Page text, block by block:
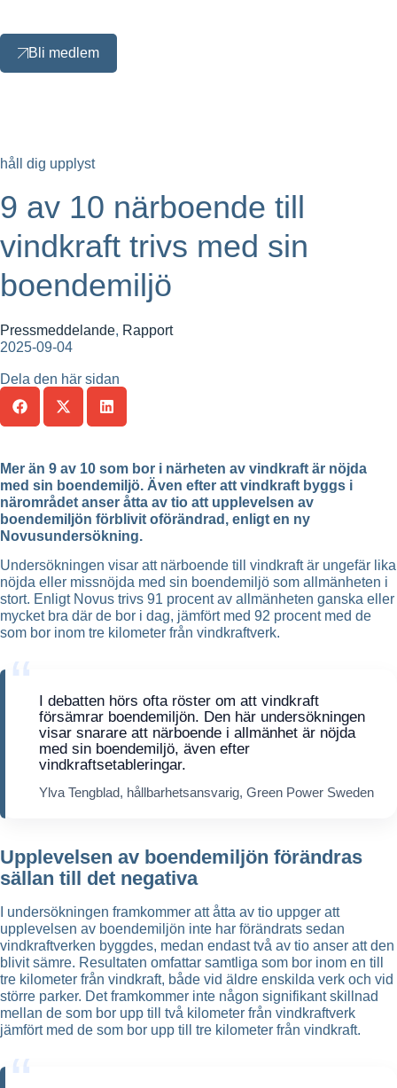
Bli medlem
håll dig upplyst
9 av 10 närboende till
vindkraft trivs med sin
boendemiljö
Pressmeddelande, Rapport
2025-09-04
Dela den här sidan
Mer än 9 av 10 som bor i närheten av vindkraft är nöjda
med sin boendemiljö. Även efter att vindkraft byggs i
närområdet anser åtta av tio att upplevelsen av
boendemiljön förblivit oförändrad, enligt en ny
Novusundersökning.
Undersökningen visar att närboende till vindkraft är ungefär lika
nöjda eller missnöjda med sin boendemiljö som allmänheten i
stort. Enligt Novus trivs 91 procent av allmänheten ganska eller
mycket bra där de bor i dag, jämfört med 92 procent med de
som bor inom tre kilometer från vindkraftverk.
I debatten hörs ofta röster om att vindkraft
försämrar boendemiljön. Den här undersökningen
visar snarare att närboende i allmänhet är nöjda
med sin boendemiljö, även efter
vindkraftsetableringar.
Ylva Tengblad, hållbarhetsansvarig, Green Power Sweden
Upplevelsen av boendemiljön förändras
sällan till det negativa
I undersökningen framkommer att åtta av tio uppger att
upplevelsen av boendemiljön inte har förändrats sedan
vindkraftverken byggdes, medan endast två av tio anser att den
blivit sämre. Resultaten omfattar samtliga som bor inom en till
tre kilometer från vindkraft, både vid äldre enskilda verk och vid
större parker. Det framkommer inte någon signifikant skillnad
mellan de som bor upp till två kilometer från vindkraftverk
jämfört med de som bor upp till tre kilometer från vindkraft.